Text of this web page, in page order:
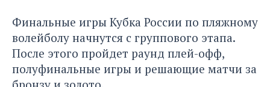
Финальные игры Кубка России по пляжному
волейболу начнутся с группового этапа.
После этого пройдет раунд плей-офф,
полуфинальные игры и решающие матчи за